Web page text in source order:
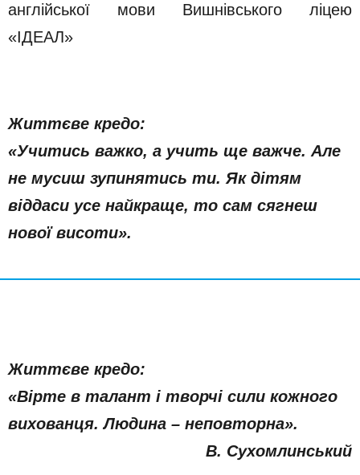
англійської мови Вишнівського ліцею
«ІДЕАЛ»
Життєве кредо:
«Учитись важко, а учить ще важче. Але
не мусиш зупинятись ти. Як дітям
віддаси усе найкраще, то сам сягнеш
нової висоти».
Життєве кредо:
«Вірте в талант і творчі сили кожного
вихованця. Людина – неповторна».
В. Сухомлинський